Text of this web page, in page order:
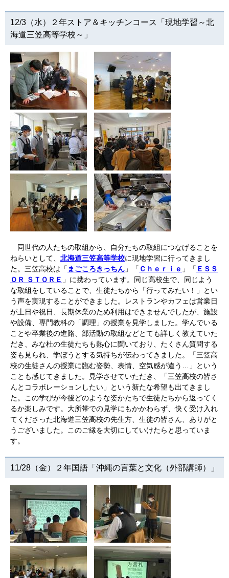
12/3（水）２年ストア＆キッチンコース「現地学習～北
海道三笠高等学校～」
同世代の人たちの取組から、自分たちの取組につなげることを
ねらいとして、 北海道三笠高等学校に現地学習に行ってきまし
た。三笠高校は「 まごころきっちん 」「 Ｃｈｅｒｉｅ 」「 ＥＳＳ
ＯＲ ＳＴＯＲＥ 」に携わっています。同じ高校生で、同じよう
な取組をしていることで、生徒たちから「行ってみたい！」とい
う声を実現することができました。レストランやカフェは営業日
が土日や祝日、長期休業のため利用はできませんでしたが、施設
や設備、専門教科の「調理」の授業を見学しました。学んでいる
ことや卒業後の進路、部活動の取組などとても詳しく教えていた
だき、みな杜の生徒たちも熱心に聞いており、たくさん質問する
姿も見られ、学ぼうとする気持ちが伝わってきました。「三笠高
校の生徒さんの授業に臨む姿勢、表情、空気感が違う…」という
ことも感じてきました。見学させていただき、「三笠高校の皆さ
んとコラボレーションしたい」という新たな希望も出てきまし
た。この学びが今後どのような姿かたちで生徒たちから返ってく
るか楽しみです。大所帯での見学にもかかわらず、快く受け入れ
てくださった北海道三笠高校の先生方、生徒の皆さん、ありがと
うございました。このご縁を大切にしていけたらと思っていま
す。
11/28（金）２年国語「沖縄の言葉と文化（外部講師）」